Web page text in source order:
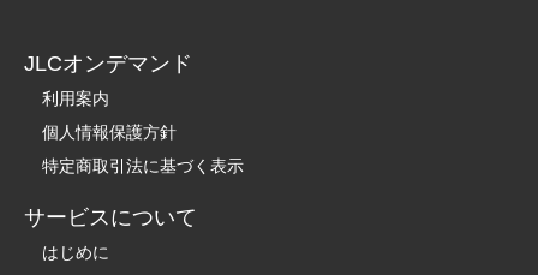
JLCオンデマンド
利用案内
個人情報保護方針
特定商取引法に基づく表示
サービスについて
はじめに